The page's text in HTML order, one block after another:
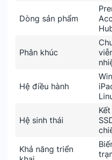
Dòng sản phẩm
Phân khúc
Hệ điều hành
Hệ sinh thái
Khả năng triển